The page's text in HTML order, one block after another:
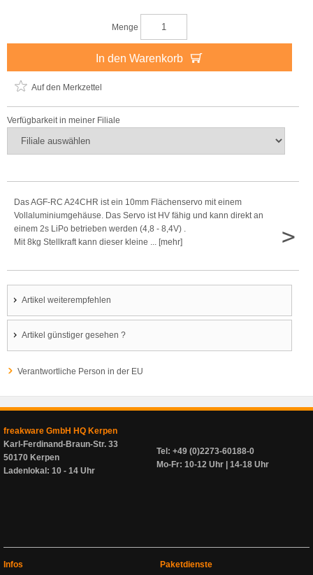
Menge
In den Warenkorb
Auf den Merkzettel
Verfügbarkeit in meiner Filiale
Das AGF-RC A24CHR ist ein 10mm Flächenservo mit einem
Vollaluminiumgehäuse. Das Servo ist HV fähig und kann direkt an
einem 2s LiPo betrieben werden (4,8 - 8,4V) .
Mit 8kg Stellkraft kann dieser kleine ... [mehr]
>
Artikel weiterempfehlen
Artikel günstiger gesehen ?
Verantwortliche Person in der EU
freakware GmbH HQ Kerpen
Karl-Ferdinand-Braun-Str. 33
50170 Kerpen
Ladenlokal: 10 - 14 Uhr
Tel: +49 (0)2273-60188-0
Mo-Fr: 10-12 Uhr | 14-18 Uhr
Infos
Paketdienste